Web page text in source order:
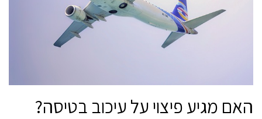
האם מגיע פיצוי על עיכוב בטיסה?